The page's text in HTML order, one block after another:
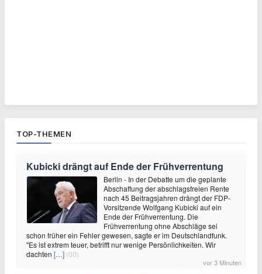
TOP-THEMEN
Kubicki drängt auf Ende der Frühverrentung
Berlin - In der Debatte um die geplante
Abschaffung der abschlagsfreien Rente
nach 45 Beitragsjahren drängt der FDP-
Vorsitzende Wolfgang Kubicki auf ein
Ende der Frühverrentung. Die
Frühverrentung ohne Abschläge sei
schon früher ein Fehler gewesen, sagte er im Deutschlandfunk.
"Es ist extrem teuer, betrifft nur wenige Persönlichkeiten. Wir
dachten […] (00)
vor 3 Minuten